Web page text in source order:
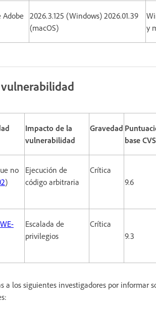
Adobe 2026.3.125 (Windows) 2026.01.39
(macOS)
y
Impacto de la
vulnerabilidad
Gravedad
base
no
)
Ejecución de
código arbitraria
Crítica
9.6
Escalada de
privilegios
Crítica
9.3
a los siguientes investigadores por informar